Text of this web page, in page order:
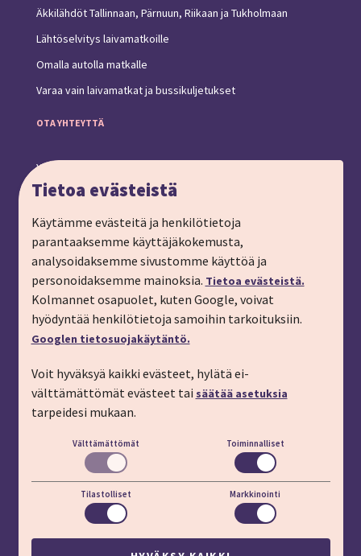
Äkkilähdöt Tallinnaan, Pärnuun, Riikaan ja Tukholmaan
Lähtöselvitys laivamatkoille
Omalla autolla matkalle
Varaa vain laivamatkat ja bussikuljetukset
OTA YHTEYTTÄ
Yhteystiedot ja toimipiste
Anna palautetta
Ryhmämatkat, pyydä tarjous
Tilaa matkalahjakortti
Tilaa esite
Tilaa matkakirje sähköpostiin
Ilmoita passitiedot
Liity kanta-asiakkaaksi
Töihin IMT:lle
YHTEYSTIEDOT
Puhelin: 03 45 800 (pvm/mpm)
apu.imt.fi
LÖYDÄT MEIDÄT MYÖS
Tietoa evästeistä
Käytämme evästeitä ja henkilötietoja
parantaaksemme käyttäjäkokemusta,
analysoidaksemme sivustomme käyttöä ja
personoidaksemme mainoksia. Tietoa evästeistä.
Kolmannet osapuolet, kuten Google, voivat
hyödyntää henkilötietoja samoihin tarkoituksiin.
Googlen tietosuojakäytäntö.
Voit hyväksyä kaikki evästeet, hylätä ei-
välttämättömät evästeet tai säätää asetuksia
tarpeidesi mukaan.
Välttämättömät Toiminnalliset
Tilastolliset Markkinointi